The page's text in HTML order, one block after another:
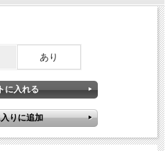
あり